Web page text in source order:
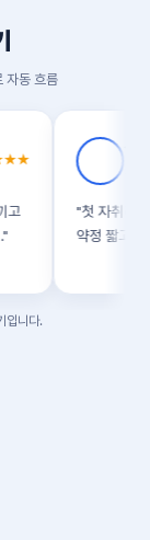
자동 흐름
서○아 고객
청주 자취 · 알뜰
"첫 자취라 뭘 골라야
약정 짧고 저렴하게
입니다.